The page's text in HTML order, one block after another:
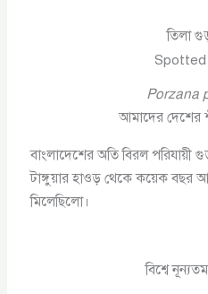
তিলা
Spotted
Porzana
আমাদের দেশের
বাংলাদেশের অতি বিরল পরিযায়ী
টাঙ্গুয়ার হাওড় থেকে কয়েক বছর
মিলেছিলো।
বিশ্বে